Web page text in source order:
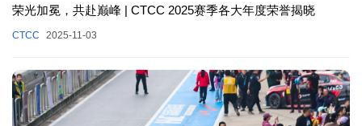
荣光加冕，共赴巅峰 | CTCC 2025赛季各大年度荣誉揭晓
CTCC 2025-11-03